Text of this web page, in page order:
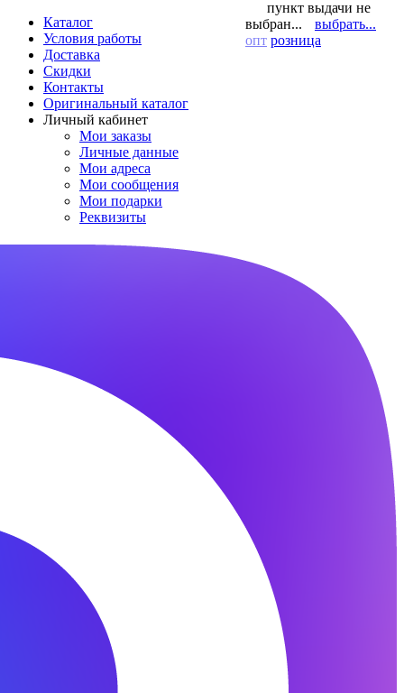
Каталог
Условия работы
Доставка
Скидки
Контакты
Оригинальный каталог
Личный кабинет
Мои заказы
Личные данные
Мои адреса
Мои сообщения
Мои подарки
Реквизиты
пункт выдачи не
выбран...
выбрать...
опт розница